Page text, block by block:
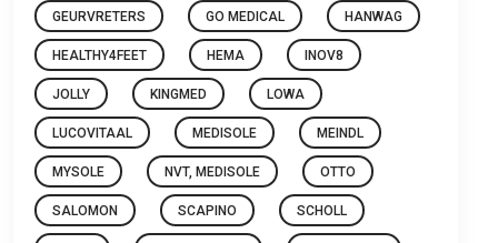
GEURVRETERS GO MEDICAL HANWAG
HEALTHY4FEET HEMA INOV8
JOLLY KINGMED LOWA
LUCOVITAAL MEDISOLE MEINDL
MYSOLE NVT, MEDISOLE OTTO
SALOMON SCAPINO SCHOLL